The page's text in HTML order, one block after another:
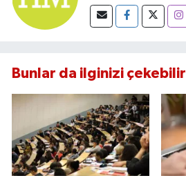
Bunlar da ilginizi çekebilir